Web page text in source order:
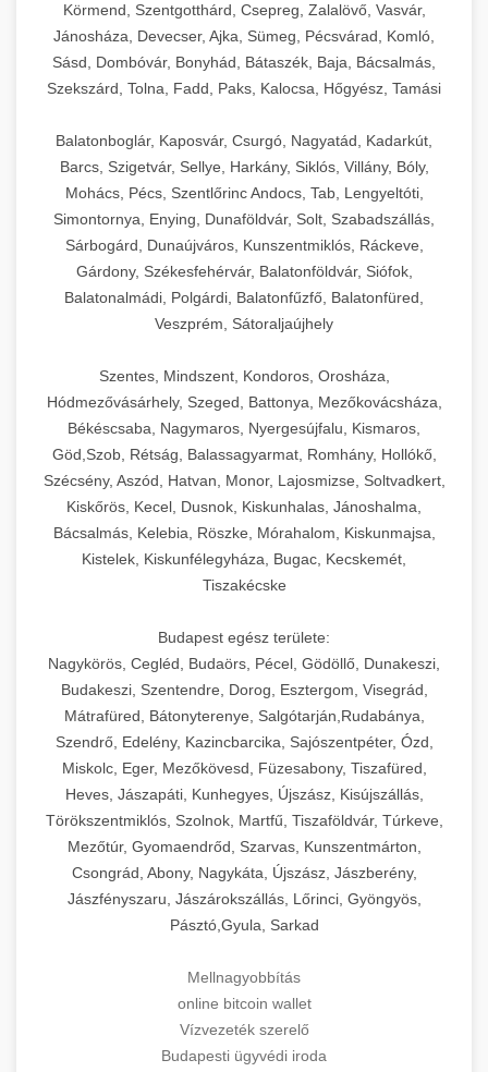
Körmend, Szentgotthárd, Csepreg, Zalalövő, Vasvár,
Jánosháza, Devecser, Ajka, Sümeg, Pécsvárad, Komló,
Sásd, Dombóvár, Bonyhád, Bátaszék, Baja, Bácsalmás,
Szekszárd, Tolna, Fadd, Paks, Kalocsa, Hőgyész, Tamási
Balatonboglár, Kaposvár, Csurgó, Nagyatád, Kadarkút,
Barcs, Szigetvár, Sellye, Harkány, Siklós, Villány, Bóly,
Mohács, Pécs, Szentlőrinc Andocs, Tab, Lengyeltóti,
Simontornya, Enying, Dunaföldvár, Solt, Szabadszállás,
Sárbogárd, Dunaújváros, Kunszentmiklós, Ráckeve,
Gárdony, Székesfehérvár, Balatonföldvár, Siófok,
Balatonalmádi, Polgárdi, Balatonfűzfő, Balatonfüred,
Veszprém, Sátoraljaújhely
Szentes, Mindszent, Kondoros, Orosháza,
Hódmezővásárhely, Szeged, Battonya, Mezőkovácsháza,
Békéscsaba, Nagymaros, Nyergesújfalu, Kismaros,
Göd,Szob, Rétság, Balassagyarmat, Romhány, Hollókő,
Szécsény, Aszód, Hatvan, Monor, Lajosmizse, Soltvadkert,
Kiskőrös, Kecel, Dusnok, Kiskunhalas, Jánoshalma,
Bácsalmás, Kelebia, Röszke, Mórahalom, Kiskunmajsa,
Kistelek, Kiskunfélegyháza, Bugac, Kecskemét,
Tiszakécske
Budapest egész területe:
Nagykörös, Cegléd, Budaörs, Pécel, Gödöllő, Dunakeszi,
Budakeszi, Szentendre, Dorog, Esztergom, Visegrád,
Mátrafüred, Bátonyterenye, Salgótarján,Rudabánya,
Szendrő, Edelény, Kazincbarcika, Sajószentpéter, Ózd,
Miskolc, Eger, Mezőkövesd, Füzesabony, Tiszafüred,
Heves, Jászapáti, Kunhegyes, Újszász, Kisújszállás,
Törökszentmiklós, Szolnok, Martfű, Tiszaföldvár, Túrkeve,
Mezőtúr, Gyomaendrőd, Szarvas, Kunszentmárton,
Csongrád, Abony, Nagykáta, Újszász, Jászberény,
Jászfényszaru, Jászárokszállás, Lőrinci, Gyöngyös,
Pásztó,Gyula, Sarkad
Mellnagyobbítás
online bitcoin wallet
Vízvezeték szerelő
Budapesti ügyvédi iroda